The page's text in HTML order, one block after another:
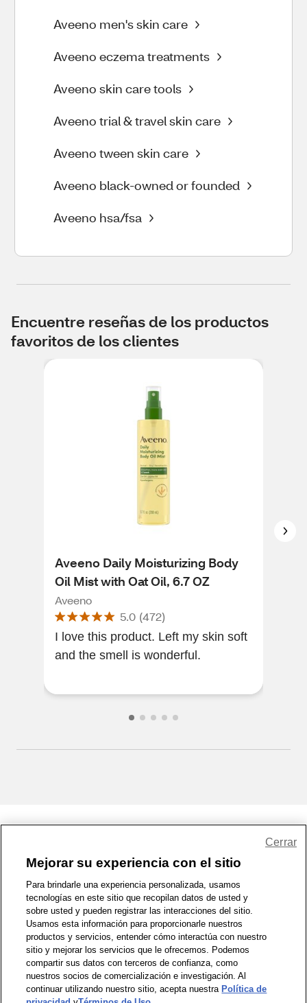
Aveeno men's skin care
Aveeno eczema treatments
Aveeno skin care tools
Aveeno trial & travel skin care
Aveeno tween skin care
Aveeno black-owned or founded
Aveeno hsa/fsa
Encuentre reseñas de los productos
favoritos de los clientes
Aveeno Daily Moisturizing Body
Oil Mist with Oat Oil, 6.7 OZ
Aveeno
5.0 (472)
I love this product. Left my skin soft
and the smell is wonderful.
1-800-679-9691 | Contáctenos | Términos de Uso | Accesibilidad
Política de Privacidad | WA Privacy Policy | Mapa del sitio
Zona de Bienestar | © 1999 - 2026 CVS.com
Mejorar su experiencia con el sitio
Para brindarle una experiencia personalizada, usamos
tecnologías en este sitio que recopilan datos de usted y
sobre usted y pueden registrar las interacciones del sitio.
Usamos esta información para proporcionarle nuestros
productos y servicios, entender cómo interactúa con nuestro
sitio y mejorar los servicios que le ofrecemos. Podemos
compartir sus datos con terceros de confianza, como
nuestros socios de comercialización e investigación. Al
continuar utilizando nuestro sitio, acepta nuestra Política de
Cerrar